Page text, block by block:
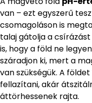
van – ezt egyszerű
csomagoláson is
talaj gátolja a
is, hogy a föld ne
száradjon ki, mert a
van szükségük. A
fellazítani, akár
áttörhessenek rajta.